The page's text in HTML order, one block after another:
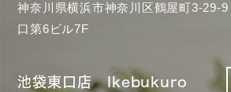
神奈川県横浜市神奈川区鶴屋町3-29-
口第6ビル7F
池袋東口店 Ikebukuro